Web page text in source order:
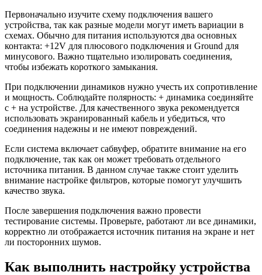
Первоначально изучите схему подключения вашего
устройства, так как разные модели могут иметь вариации в
схемах. Обычно для питания используются два основных
контакта: +12V для плюсового подключения и Ground для
минусового. Важно тщательно изолировать соединения,
чтобы избежать короткого замыкания.
При подключении динамиков нужно учесть их сопротивление
и мощность. Соблюдайте полярность: + динамика соединяйте
с + на устройстве. Для качественного звука рекомендуется
использовать экранированный кабель и убедиться, что
соединения надежны и не имеют повреждений.
Если система включает сабвуфер, обратите внимание на его
подключение, так как он может требовать отдельного
источника питания. В данном случае также стоит уделить
внимание настройке фильтров, которые помогут улучшить
качество звука.
После завершения подключения важно провести
тестирование системы. Проверьте, работают ли все динамики,
корректно ли отображается источник питания на экране и нет
ли посторонних шумов.
Как выполнить настройку устройства